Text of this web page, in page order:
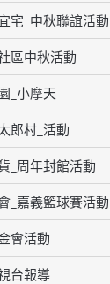
宅_中秋聯誼活動
區中秋活動
_小摩天
郎村_活動
_周年封館活動
_嘉義籃球賽活動
會活動
台報導